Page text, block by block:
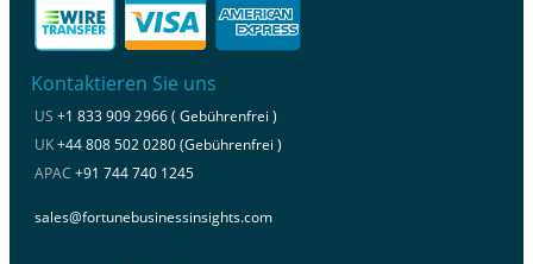
Kontaktieren Sie uns
US +1 833 909 2966 ( Gebührenfrei )
UK+44 808 502 0280 (Gebührenfrei )
APAC +91 744 740 1245
sales@fortunebusinessinsights.com